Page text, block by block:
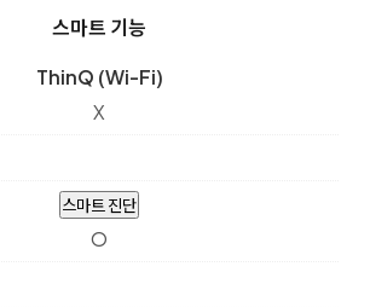
스마트 기능
ThinQ (Wi-Fi)
X
스마트 진단
O